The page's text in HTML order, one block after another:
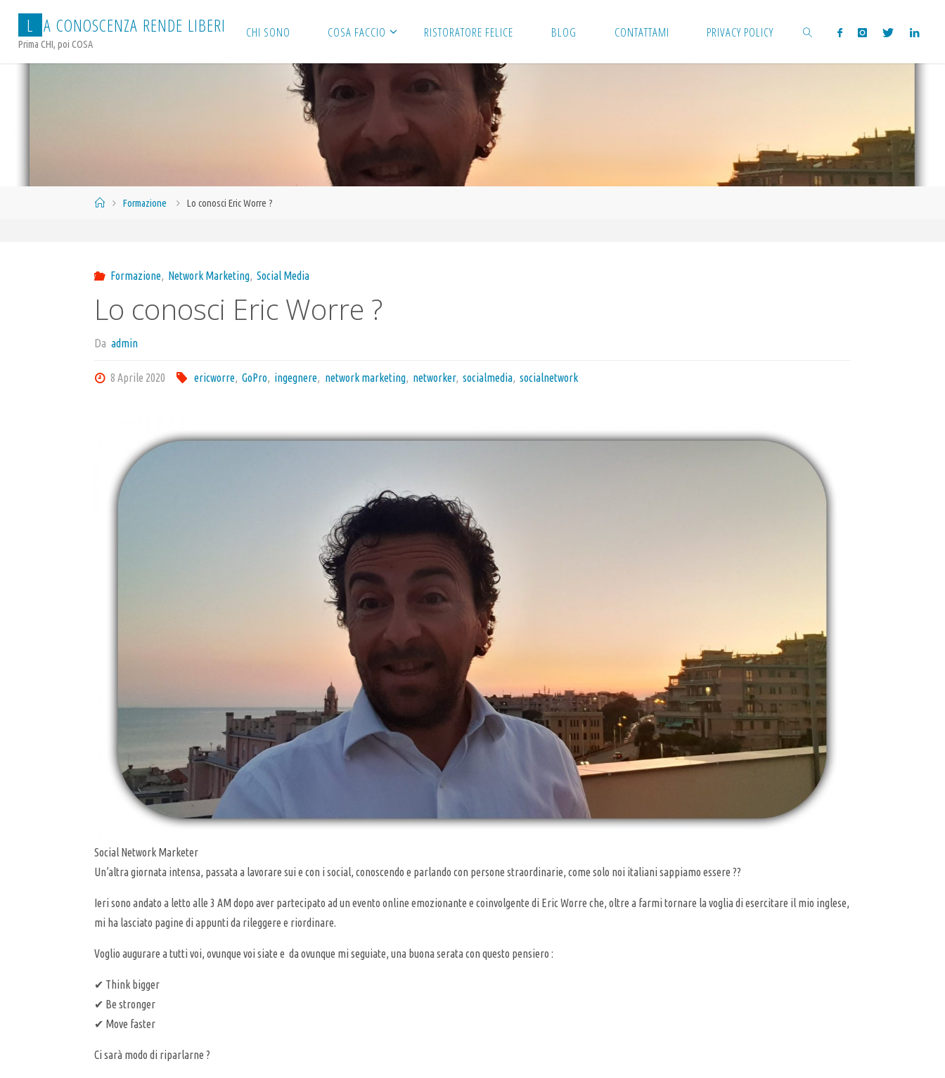
contenuto
L A CONOSCENZA RENDE LIBERI
Prima CHI, poi COSA
CHI SONO COSA FACCIO RISTORATORE FELICE BLOG CONTATTAMI PRIVACY POLICY
HomeFormazione Lo conosci Eric Worre ?
Formazione, Network Marketing, Social Media
Lo conosci Eric Worre ?
Da admin
8 Aprile 2020 ericworre, GoPro, ingegnere, network marketing, networker, socialmedia, socialnetwork
Social Network Marketer
Un’altra giornata intensa, passata a lavorare sui e con i social, conoscendo e parlando con persone straordinarie, come solo noi italiani sappiamo essere ??
Ieri sono andato a letto alle 3 AM dopo aver partecipato ad un evento online emozionante e coinvolgente di Eric Worre che, oltre a farmi tornare la voglia di esercitare il mio inglese,
mi ha lasciato pagine di appunti da rileggere e riordinare.
Voglio augurare a tutti voi, ovunque voi siate e da ovunque mi seguiate, una buona serata con questo pensiero :
✔ Think bigger
✔ Be stronger
✔ Move faster
Ci sarà modo di riparlarne ?